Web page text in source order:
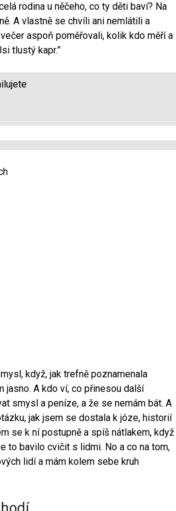
rodina u něčeho, co ty děti baví? Na
A vlastně se chvíli ani nemlátili a
aspoň poměřovali, kolik kdo měří a
tlustý kapr.”
když, jak trefně poznamenala
jasno. A kdo ví, co přinesou další
smysl a peníze, a že se nemám bát. A
jak jsem se dostala k józe, historií
se k ní postupně a spíš nátlakem, když
to bavilo cvičit s lidmi. No a co na tom,
lidí a mám kolem sebe kruh